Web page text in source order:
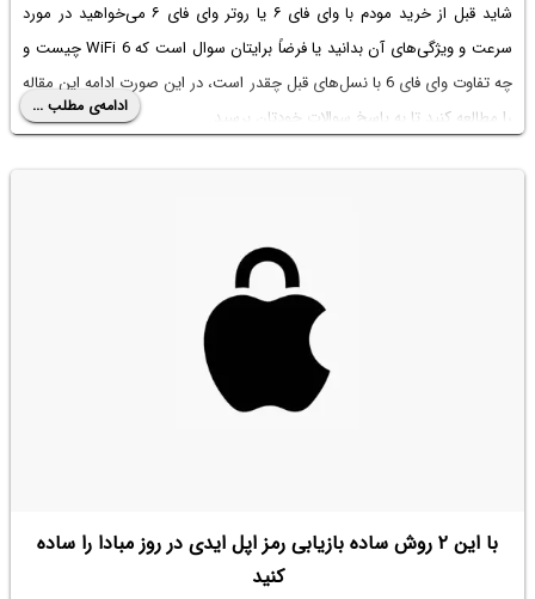
شاید قبل از خرید مودم با وای فای ۶ یا
روتر وای فای ۶
می‌خواهید در مورد
سرعت و ویژگی‌های آن بدانید یا فرضاً برایتان سوال است کهWiFi 6چیست و
چهتفاوت وای فای 6 با نسل‌‌های قبل چقدر است، در این صورت ادامه این مقاله
را مطالعه کنید تا به پاسخ سوالات خودتان برسید.
ادامه‌ی مطلب ...
با این ۲ روش ساده بازیابی رمز اپل ایدی در روز مبادا را ساده
کنید